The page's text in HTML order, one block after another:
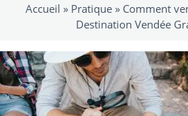
Accueil » Pratique » Comment
Destination Vendée